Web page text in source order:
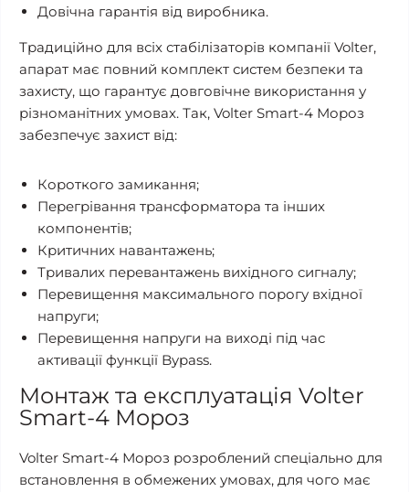
Довічна гарантія від виробника.
Традиційно для всіх стабілізаторів компанії Volter,
апарат має повний комплект систем безпеки та
захисту, що гарантує довговічне використання у
різноманітних умовах. Так, Volter Smart-4 Мороз
забезпечує захист від:
Короткого замикання;
Перегрівання трансформатора та інших
компонентів;
Критичних навантажень;
Тривалих перевантажень вихідного сигналу;
Перевищення максимального порогу вхідної
напруги;
Перевищення напруги на виході під час
активації функції Bypass.
Монтаж та експлуатація Volter
Smart-4 Мороз
Volter Smart-4 Мороз розроблений спеціально для
встановлення в обмежених умовах, для чого має